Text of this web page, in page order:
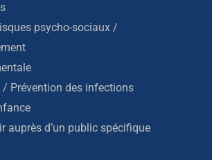
psycho-sociaux /
/ Prévention des infections
auprès d’un public spécifique